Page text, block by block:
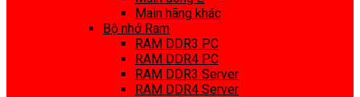
Main hãng khác
Bộ nhớ Ram
RAM DDR3 PC
RAM DDR4 PC
RAM DDR3 Server
RAM DDR4 Server